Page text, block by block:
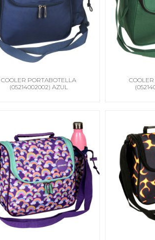
COOLER PORTABOTELLA
(05214002002) AZUL